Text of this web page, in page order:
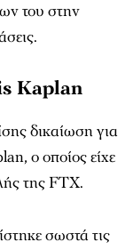
του στην
Kaplan
δικαίωση για
ο οποίος είχε
της FTX.
σωστά τις